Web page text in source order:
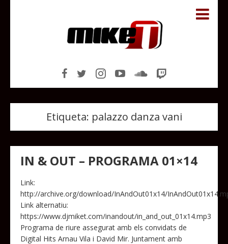
Etiqueta: palazzo danza vani
IN & OUT – PROGRAMA 01×14
Link:
http://archive.org/download/InAndOut01x14/
Link alternatiu:
https://www.djmiket.com/inandout/in_and_out_01x14.mp3
Programa de riure assegurat amb els convidats de
Digital Hits Arnau Vila i David Mir. Juntament amb